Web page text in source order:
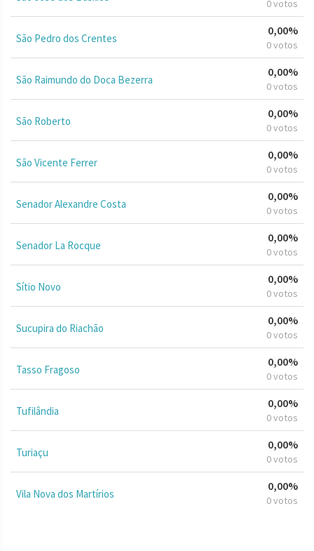
0 votos
São Pedro dos Crentes
0,00%
0 votos
São Raimundo do Doca Bezerra
0,00%
0 votos
São Roberto
0,00%
0 votos
São Vicente Ferrer
0,00%
0 votos
Senador Alexandre Costa
0,00%
0 votos
Senador La Rocque
0,00%
0 votos
Sítio Novo
0,00%
0 votos
Sucupira do Riachão
0,00%
0 votos
Tasso Fragoso
0,00%
0 votos
Tufilândia
0,00%
0 votos
Turiaçu
0,00%
0 votos
Vila Nova dos Martírios
0,00%
0 votos